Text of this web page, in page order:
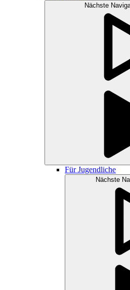
Nächste
Für Jugendliche
Nächste